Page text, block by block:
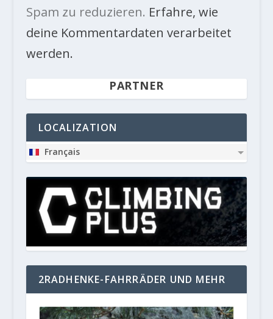
Spam zu reduzieren. Erfahre, wie
deine Kommentardaten verarbeitet
werden.
PARTNER
LOCALIZATION
Français
2RADHENKE-FAHRRÄDER UND MEHR